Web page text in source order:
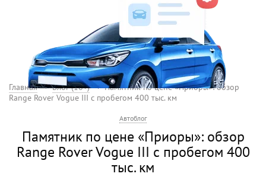
Главная Блог (18+)
Памятник по цене «Приоры»: обзор
Range Rover Vogue III с пробегом 400 тыс. км
Автоблог
Памятник по цене «Приоры»: обзор
Range Rover Vogue III с пробегом 400
тыс. км